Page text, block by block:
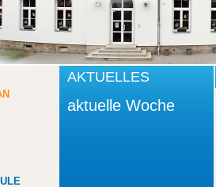
AKTUELLES
aktuelle Woche